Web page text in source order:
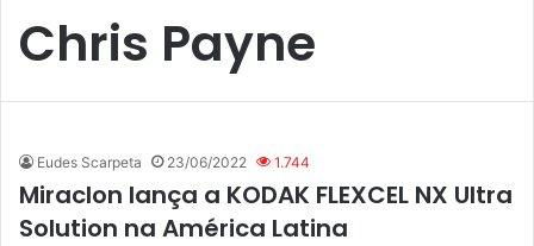
Chris Payne
Eudes Scarpeta 23/06/2022 1.744
Miraclon lança a KODAK FLEXCEL NX Ultra
Solution na América Latina